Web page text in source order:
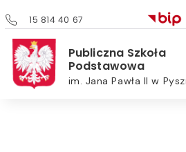
15 814 40 67
Publiczna Szkoła
Podstawowa
im. Jana Pawła II w